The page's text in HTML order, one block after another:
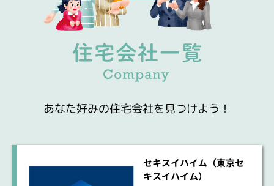
あなた好みの住宅会社を見つけよう！
セキスイハイム（東京セ
キスイハイム）